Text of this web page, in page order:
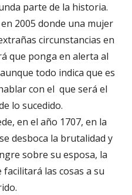
parte de la historia.
2005 donde una mujer
circunstancias en
que ponga en alerta al
todo indica que es
con el que será el
lo sucedido.
en el año 1707, en la
desboca la brutalidad y
sobre su esposa, la
las cosas a su